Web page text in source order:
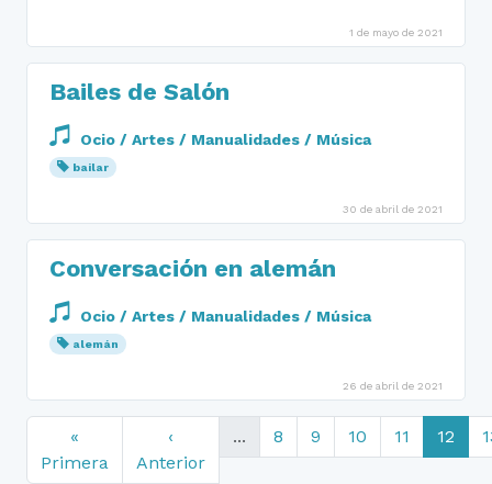
1 de mayo de 2021
Bailes de Salón
Ocio / Artes / Manualidades / Música
bailar
30 de abril de 2021
Conversación en alemán
Ocio / Artes / Manualidades / Música
alemán
26 de abril de 2021
«
Primera
‹
Anterior
... 8 9 10 11 12